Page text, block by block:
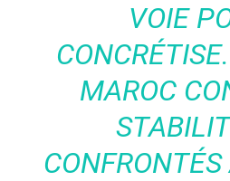
VOIE
MAROC